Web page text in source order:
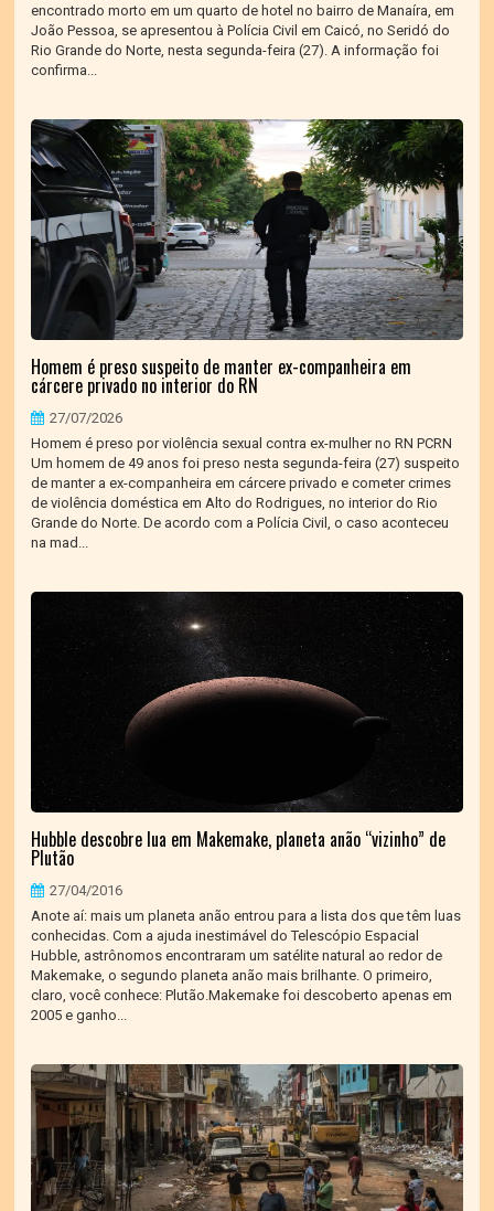
encontrado morto em um quarto de hotel no bairro de Manaíra, em
João Pessoa, se apresentou à Polícia Civil em Caicó, no Seridó do
Rio Grande do Norte, nesta segunda-feira (27). A informação foi
confirma...
Homem é preso suspeito de manter ex-companheira em
cárcere privado no interior do RN
27/07/2026
Homem é preso por violência sexual contra ex-mulher no RN PCRN
Um homem de 49 anos foi preso nesta segunda-feira (27) suspeito
de manter a ex-companheira em cárcere privado e cometer crimes
de violência doméstica em Alto do Rodrigues, no interior do Rio
Grande do Norte. De acordo com a Polícia Civil, o caso aconteceu
na mad...
Hubble descobre lua em Makemake, planeta anão “vizinho” de
Plutão
27/04/2016
Anote aí: mais um planeta anão entrou para a lista dos que têm luas
conhecidas. Com a ajuda inestimável do Telescópio Espacial
Hubble, astrônomos encontraram um satélite natural ao redor de
Makemake, o segundo planeta anão mais brilhante. O primeiro,
claro, você conhece: Plutão.Makemake foi descoberto apenas em
2005 e ganho...